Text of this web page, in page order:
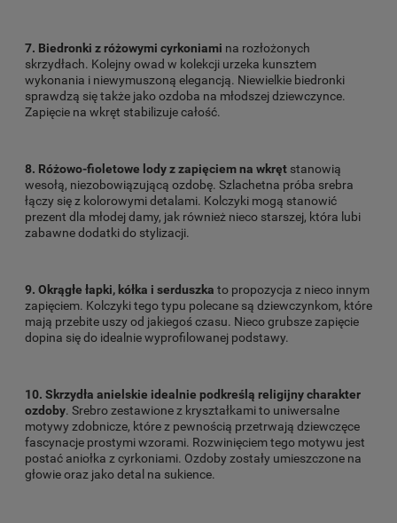
7. Biedronki z różowymi cyrkoniami na rozłożonych
skrzydłach. Kolejny owad w kolekcji urzeka kunsztem
wykonania i niewymuszoną elegancją. Niewielkie biedronki
sprawdzą się także jako ozdoba na młodszej dziewczynce.
Zapięcie na wkręt stabilizuje całość.
8. Różowo-fioletowe lody z zapięciem na wkręt stanowią
wesołą, niezobowiązującą ozdobę. Szlachetna próba srebra
łączy się z kolorowymi detalami. Kolczyki mogą stanowić
prezent dla młodej damy, jak również nieco starszej, która lubi
zabawne dodatki do stylizacji.
9. Okrągłe łapki, kółka i serduszka to propozycja z nieco innym
zapięciem. Kolczyki tego typu polecane są dziewczynkom, które
mają przebite uszy od jakiegoś czasu. Nieco grubsze zapięcie
dopina się do idealnie wyprofilowanej podstawy.
10. Skrzydła anielskie idealnie podkreślą religijny charakter
ozdoby. Srebro zestawione z kryształkami to uniwersalne
motywy zdobnicze, które z pewnością przetrwają dziewczęce
fascynacje prostymi wzorami. Rozwinięciem tego motywu jest
postać aniołka z cyrkoniami. Ozdoby zostały umieszczone na
głowie oraz jako detal na sukience.